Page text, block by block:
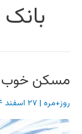
بانک
مسکن خوب
روز+مره |۲۷ اسفند ۱۳۹۴